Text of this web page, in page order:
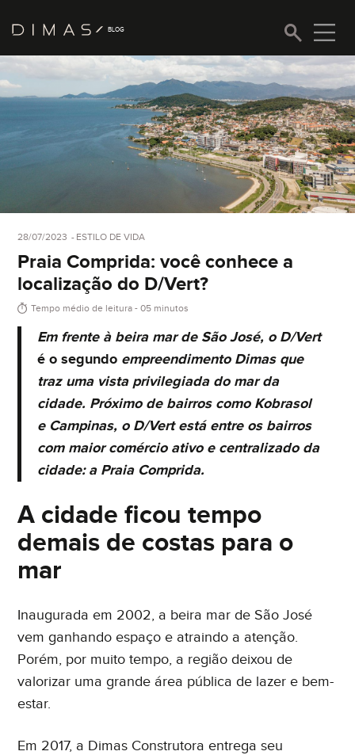
BLOG
Inovação
Estilo de vida
Nossa história
Sucesso do cliente
Olá, então, curtiu nosso conteúdo? Tem uma
sugestão para nos dar? Quer fazer um elogio à
nossa equipe ou simplismente deseja entrar em
contato com a gente? Fique a vontade.
Eu concordo em receber comunicações. Ao informar
e Termos de Uso .
28/07/2023 ESTILO DE VIDA
Praia Comprida: você conhece a
localização do D/Vert?
Tempo médio de leitura - 05 minutos
Em frente à beira mar de São José, o D/Vert
é o segundo empreendimento Dimas que
traz uma vista privilegiada do mar da
cidade. Próximo de bairros como Kobrasol
e Campinas, o D/Vert está entre os bairros
com maior comércio ativo e centralizado da
cidade: a Praia Comprida.
A cidade ficou tempo
demais de costas para o
mar
Inaugurada em 2002, a beira mar de São José
vem ganhando espaço e atraindo a atenção.
Porém, por muito tempo, a região deixou de
valorizar uma grande área pública de lazer e bem-
estar.
Em 2017, a Dimas Construtora entrega seu